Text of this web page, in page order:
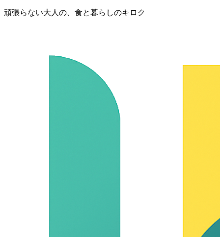
頑張らない大人の、食と暮らしのキロク